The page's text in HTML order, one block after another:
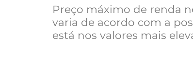
Preço máximo de renda
varia de acordo com a
está nos valores mais